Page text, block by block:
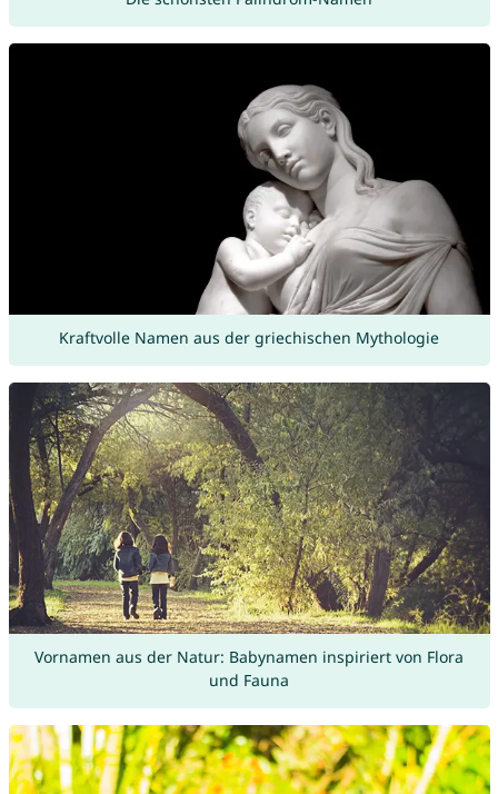
Kraftvolle Namen aus der griechischen Mythologie
Vornamen aus der Natur: Babynamen inspiriert von Flora
und Fauna